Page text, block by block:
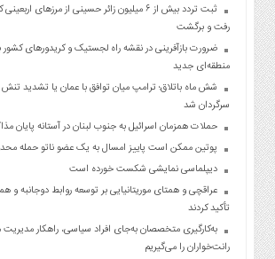
ثبت تردد بیش از ۶ میلیون زائر حسینی از مرزهای
رفت و برگشت
ضرورت بازآفرینی در نقشه راه لجستیک و کریدورهای کشور
منطقه‌ای جدید
شش ماه باتلاق؛ ترامپ میان توافق با عمان یا تشدید تنش
سرگردان شد
حملات همزمان اسرائیل به جنوب لبنان در آستانه پایان
پوتین ممکن است پاییز امسال به یک عضو ناتو حمله
دیپلماسی نمایشی شکست خورده است
عراقچی و همتای موریتانیایی بر توسعه روابط دوجانبه و
تأکید کردند
به‌کارگیری متخصصان به‌جای افراد سیاسی، راهکار
رانت‌خواران را می‌گیریم